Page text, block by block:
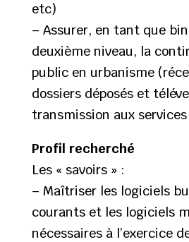
etc)
– Assurer, en tant que
deuxième niveau, la
public en urbanisme
dossiers déposés et
transmission aux
Profil recherché
Les « savoirs » :
– Maîtriser les logiciels
courants et les logiciels
nécessaires à l’exercice